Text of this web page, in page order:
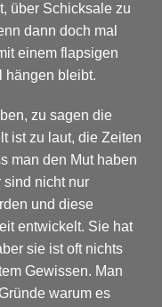
über Schicksale zu
dann doch mal
einem flapsigen
hängen bleibt.
zu sagen die
ist zu laut, die Zeiten
man den Mut haben
sind nicht nur
und diese
entwickelt. Sie hat
sie ist oft nichts
Gewissen. Man
warum es